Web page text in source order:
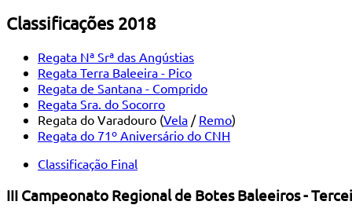
Classificações 2018
Regata Nª Srª das Angústias
Regata Terra Baleeira - Pico
Regata de Santana - Comprido
Regata Sra. do Socorro
Regata do Varadouro (Vela / Remo)
Regata do 71º Aniversário do CNH
Classificação Final
III Campeonato Regional de Botes Baleeiros -